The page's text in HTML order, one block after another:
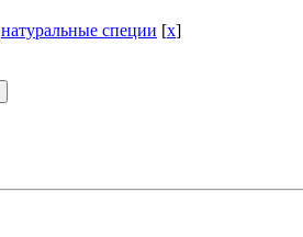
натуральные специи [x]